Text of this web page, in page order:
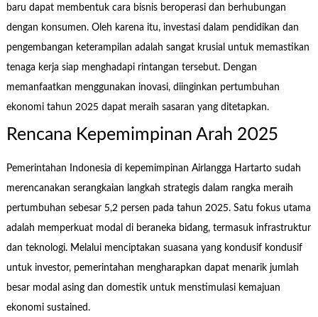
baru dapat membentuk cara bisnis beroperasi dan berhubungan
dengan konsumen. Oleh karena itu, investasi dalam pendidikan dan
pengembangan keterampilan adalah sangat krusial untuk memastikan
tenaga kerja siap menghadapi rintangan tersebut. Dengan
memanfaatkan menggunakan inovasi, diinginkan pertumbuhan
ekonomi tahun 2025 dapat meraih sasaran yang ditetapkan.
Rencana Kepemimpinan Arah 2025
Pemerintahan Indonesia di kepemimpinan Airlangga Hartarto sudah
merencanakan serangkaian langkah strategis dalam rangka meraih
pertumbuhan sebesar 5,2 persen pada tahun 2025. Satu fokus utama
adalah memperkuat modal di beraneka bidang, termasuk infrastruktur
dan teknologi. Melalui menciptakan suasana yang kondusif kondusif
untuk investor, pemerintahan mengharapkan dapat menarik jumlah
besar modal asing dan domestik untuk menstimulasi kemajuan
ekonomi sustained.